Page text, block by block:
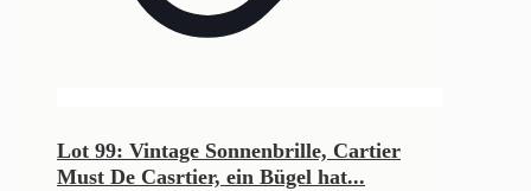
Lot 99: Vintage Sonnenbrille, Cartier
Must De Casrtier, ein Bügel hat...